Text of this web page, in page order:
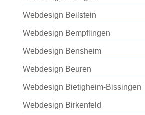
Webdesign Beilstein
Webdesign Bempflingen
Webdesign Bensheim
Webdesign Beuren
Webdesign Bietigheim-Bissingen
Webdesign Birkenfeld